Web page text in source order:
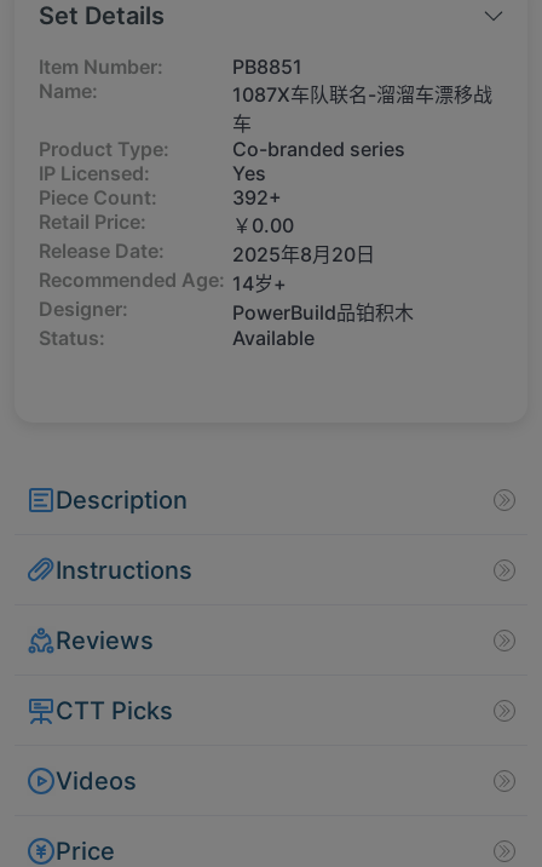
Set Details
Item Number:
PB8851
Name:
1087X车队联名-溜溜车漂移战
车
Product Type:
Co-branded series
IP Licensed:
Yes
Piece Count:
392+
Retail Price:
￥0.00
Release Date:
2025年8月20日
Recommended Age: 14岁+
Designer:
PowerBuild品铂积木
Status:
Available
Description
Instructions
Reviews
CTT Picks
Videos
Price